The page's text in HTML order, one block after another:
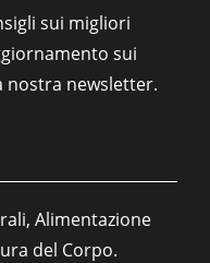
sui migliori
sui
nostra newsletter.
Alimentazione
del Corpo.